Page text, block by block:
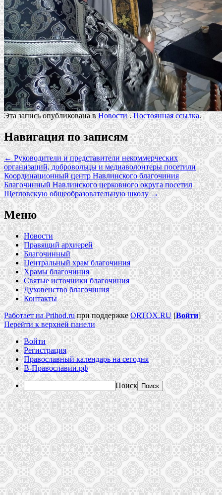
Эта запись опубликована вНовости.Постоянная ссылка.
Навигация по записям
←Руководители и представители некоммерческих
организаций, добровольцы и медиаволонтеры посетили
Координационный центр Навлинского благочиния
Благочинный Навлинского церковного округа посетил
Щегловскую общеобразовательную школу→
Меню
Новости
Правящий архиерей
Благочинный
Центральный храм благочиния
Храмы благочиния
Святые источники благочиния
Духовенство благочиния
Контакты
Работает на Prihod.ruпри поддержкеORTOX.RU[Войти]
Перейти к верхней панели
Войти
Регистрация
Православный календарь на сегодня
В-Православии.рф
Поиск